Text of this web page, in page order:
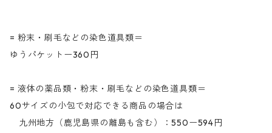
= 粉末・刷毛などの染色道具類＝
ゆうパケットー360円
= 液体の薬品類・粉末・刷毛などの染色道具類＝
60サイズの小包で対応できる商品の場合は
九州地方（鹿児島県の離島も含む）：550ー594円